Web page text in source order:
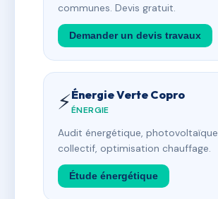
communes. Devis gratuit.
Demander un devis travaux
⚡Énergie Verte Copro
ÉNERGIE
Audit énergétique, photovoltaïque
collectif, optimisation chauffage.
Étude énergétique